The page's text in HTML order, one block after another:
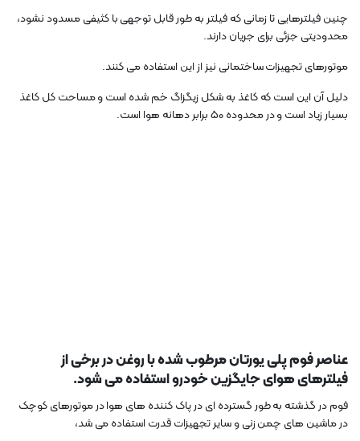
چنین فیلترهایی تا زمانی که فیلتر به طور قابل توجهی با کثیفی مسدود نشود،
محدودیتی جزئی برای جریان دارند.
موتورهای تجهیزات ساختمانی نیز از این استفاده می کنند.
دلیل آن این است که کاغذ به شکل زیگزاگ خم شده است و مساحت کل کاغذ
بسیار زیاد است و در محدوده 50 برابر دهانه هوا است.
عناصر فوم پلی یورتان مرطوب شده با روغن در برخی از
فیلترهای هوای جایگزین خودرو استفاده می شود.
فوم در گذشته به طور گسترده ای در پاک کننده های هوا در موتورهای کوچک
در ماشین های چمن زنی و سایر تجهیزات قدرت استفاده می شد،